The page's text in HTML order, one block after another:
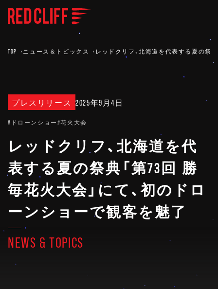
TOP ニュース＆トピックス レッドクリフ、北海道を代表する夏の祭
プレスリリース 2025年9月4日
#ドローンショー#花火大会
レッドクリフ、北海道を代
表する夏の祭典「第73回 勝
毎花火大会」にて、初のドロ
ーンショーで観客を魅了
NEWS & TOPICS